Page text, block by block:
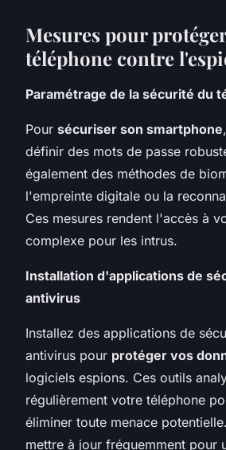
Mesures pour
téléphone contre
Paramétrage de la sécurité du
Pour sécuriser son smartphone
définir des mots de passe
également des méthodes de
l'empreinte digitale ou la
Ces mesures rendent l'accès à
complexe pour les intrus.
Installation d'applications de
antivirus
Installez des applications de
antivirus pour protéger vos
logiciels espions. Ces outils
régulièrement votre téléphone
éliminer toute menace
mettre à jour fréquemment pour